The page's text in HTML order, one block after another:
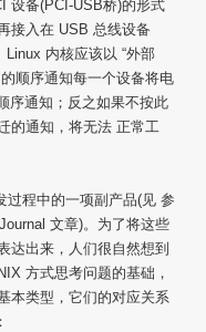
设备(PCI-USB桥)的形式
接入在 USB 总线设备
内核应该以 “外部
顺序通知每一个设备将电
序通知；反之如果不按此
的通知，将无法 正常工
程中的一项副产品(见 参
文章)。为了将这些
达出来，人们很自然想到
方式思考问题的基础，
本类型，它们的对应关系